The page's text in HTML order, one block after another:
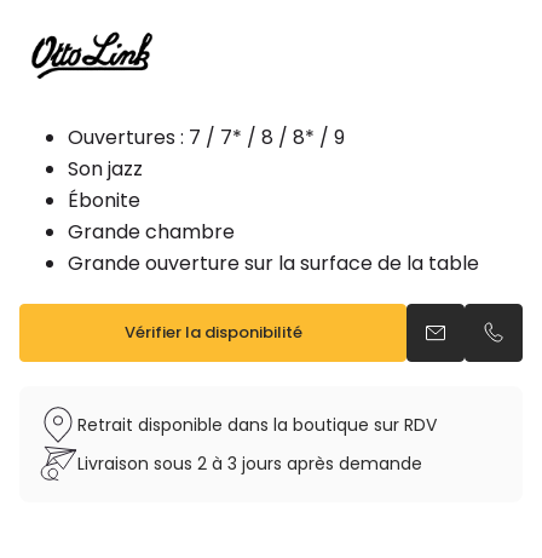
Ouvertures : 7 / 7* / 8 / 8* / 9
Son jazz
Ébonite
Grande chambre
Grande ouverture sur la surface de la table
Vérifier la disponibilité Envoyer un
Retrait disponible dans la boutique sur RDV
Livraison sous 2 à 3 jours après demande